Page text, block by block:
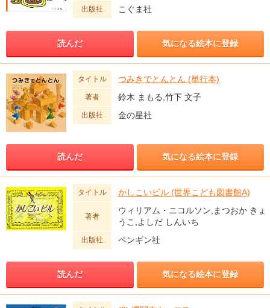
出版社 こぐま社
読んだ 気になる絵本に登録
タイトル つみきでとんとん (単行本)
著者 鈴木 まもる,竹下 文子
出版社 金の星社
読んだ 気になる絵本に登録
タイトル かしこいビル (世界こども図書館A)
著者
ウィリアム・ニコルソン,まつおか きょ
うこ,よしだ しんいち
出版社 ペンギン社
読んだ 気になる絵本に登録